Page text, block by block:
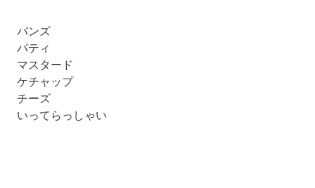
バンズ
パティ
マスタード
ケチャップ
チーズ
いってらっしゃい